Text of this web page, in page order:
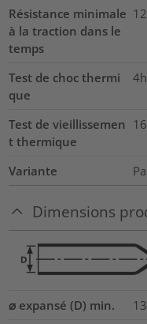
Résistance minimale
à la traction dans le
temps
12
Test de choc thermi
que
Test de vieillissemen
t thermique
Variante
Dimensions
⌀ expansé (D) min.